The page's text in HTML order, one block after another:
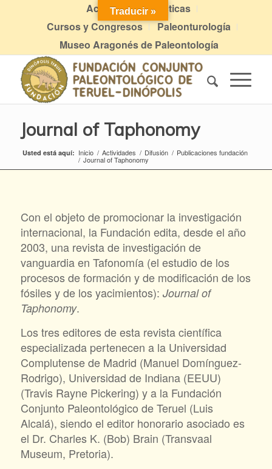
Actividades didácticas
Cursos y Congresos
Paleonturología
Museo Aragonés de Paleontología
Journal of Taphonomy
Usted está aquí: Inicio / Actividades / Difusión / Publicaciones fundación
/ Journal of Taphonomy
Con el objeto de promocionar la investigación
internacional, la Fundación edita, desde el año
2003, una revista de investigación de
vanguardia en Tafonomía (el estudio de los
procesos de formación y de modificación de los
fósiles y de los yacimientos): Journal of
Taphonomy.
Los tres editores de esta revista científica
especializada pertenecen a la Universidad
Complutense de Madrid (Manuel Domínguez-
Rodrigo), Universidad de Indiana (EEUU)
(Travis Rayne Pickering) y a la Fundación
Conjunto Paleontológico de Teruel (Luis
Alcalá), siendo el editor honorario asociado es
el Dr. Charles K. (Bob) Brain (Transvaal
Museum, Pretoria).
Traducir »